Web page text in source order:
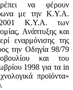
να φέρουν
με την Κ.Υ.Α.
2001 Κ.Υ.Α. των
Ανάπτυξης και
εναρμόνισης της
την Οδηγία 98/79
και του
1998 για τα in
προϊόντα»